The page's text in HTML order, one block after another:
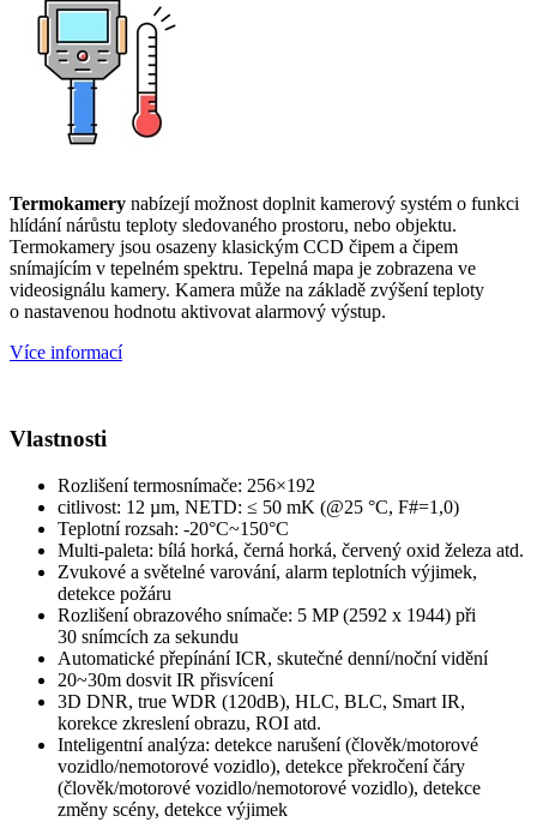
Termokamery nabízejí možnost doplnit kamerový systém o funkci
hlídání nárůstu teploty sledovaného prostoru, nebo objektu.
Termokamery jsou osazeny klasickým CCD čipem a čipem
snímajícím v tepelném spektru. Tepelná mapa je zobrazena ve
videosignálu kamery. Kamera může na základě zvýšení teploty
o nastavenou hodnotu aktivovat alarmový výstup.
Více informací
Vlastnosti
Rozlišení termosnímače: 256×192
citlivost: 12 µm, NETD: ≤ 50 mK (@25 °C, F#=1,0)
Teplotní rozsah: -20°C~150°C
Multi-paleta: bílá horká, černá horká, červený oxid železa atd.
Zvukové a světelné varování, alarm teplotních výjimek,
detekce požáru
Rozlišení obrazového snímače: 5 MP (2592 x 1944) při
30 snímcích za sekundu
Automatické přepínání ICR, skutečné denní/noční vidění
20~30m dosvit IR přisvícení
3D DNR, true WDR (120dB), HLC, BLC, Smart IR,
korekce zkreslení obrazu, ROI atd.
Inteligentní analýza: detekce narušení (člověk/motorové
vozidlo/nemotorové vozidlo), detekce překročení čáry
(člověk/motorové vozidlo/nemotorové vozidlo), detekce
změny scény, detekce výjimek